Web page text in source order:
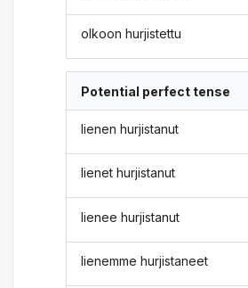
olkoon hurjistettu
Potential perfect tense
lienen hurjistanut
lienet hurjistanut
lienee hurjistanut
lienemme hurjistaneet